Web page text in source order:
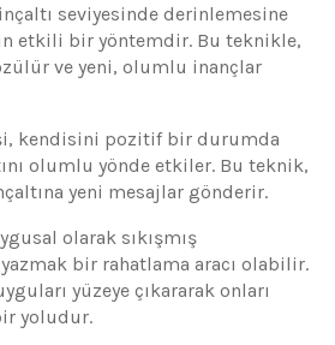
seviyesinde derinlemesine
etkili bir yöntemdir. Bu teknikle,
ve yeni, olumlu inançlar
kendisini pozitif bir durumda
olumlu yönde etkiler. Bu teknik,
yeni mesajlar gönderir.
olarak sıkışmış
bir rahatlama aracı olabilir.
yüzeye çıkararak onları
yoludur.